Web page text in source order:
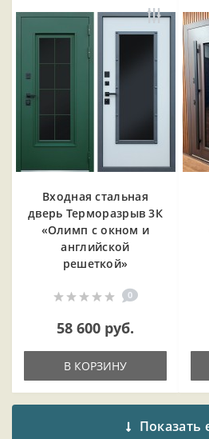
Входная cтальная
дверь Терморазрыв 3К
«Олимп с окном и
английской
решеткой»
0
58 600 руб.
В КОРЗИНУ
Показать